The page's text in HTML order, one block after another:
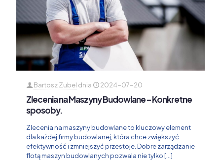
Bartosz Zubel dnia 2024-07-20
Zlecenia na Maszyny Budowlane – Konkretne
sposoby.
Zlecenia na maszyny budowlane to kluczowy element
dla każdej firmy budowlanej, która chce zwiększyć
efektywność i zmniejszyć przestoje. Dobre zarządzanie
flotą maszyn budowlanych pozwala nie tylko[…]